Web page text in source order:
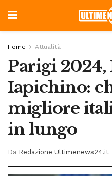
Home Attualità
Parigi 2024,
Iapichino:
migliore
in lungo
Da Redazione Ultimenews24.it